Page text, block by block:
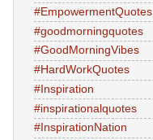
#EmpowermentQuotes
#goodmorningquotes
#GoodMorningVibes
#HardWorkQuotes
#Inspiration
#inspirationalquotes
#InspirationNation